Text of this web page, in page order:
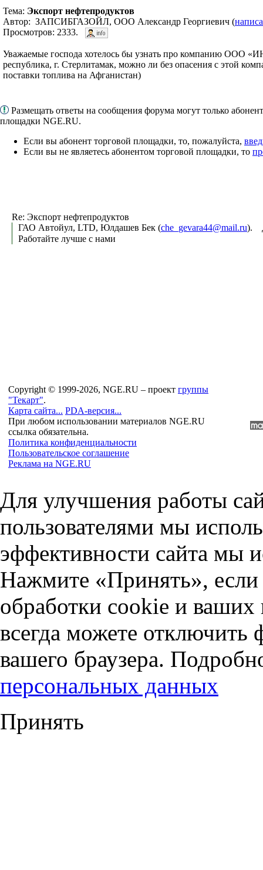
Тема: Экспорт нефтепродуктов
Автор: ЗАПСИБГАЗОЙЛ, ООО Александр Георгиевич (
Просмотров: 2333.
Уважаемые господа хотелось бы узнать про компанию ООО
республика, г. Стерлитамак, можно ли без опасения с этой
поставки топлива на Афганистан)
Размещать ответы на сообщения форума могут только
площадки NGE.RU.
Если вы абонент торговой площадки, то, пожалуйста,
Если вы не являетесь абонентом торговой площадки, то
Re: Экспорт нефтепродуктов
ГАО Автойул, LTD, Юлдашев Бек (che_gevara44@mail.ru).
Работайте лучше с нами
Copyright © 1999-2026, NGE.RU – проект группы
"Текарт".
Карта сайта... PDA-версия...
При любом использовании материалов NGE.RU
ссылка обязательна.
Политика конфиденциальности
Пользовательское соглашение
Реклама на NGE.RU
Для улучшения работы
пользователями мы
эффективности сайта мы
Нажмите «Принять», если
обработки cookie и
всегда можете отключить
вашего браузера.
персональных данных
Принять